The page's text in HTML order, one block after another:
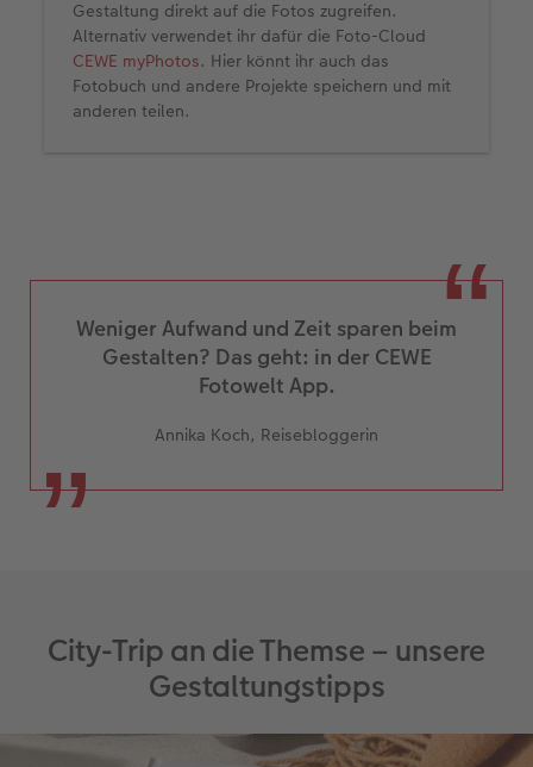
Gestaltung direkt auf die Fotos zugreifen.
Alternativ verwendet ihr dafür die Foto-Cloud
CEWE myPhotos. Hier könnt ihr auch das
Fotobuch und andere Projekte speichern und mit
anderen teilen.
Weniger Aufwand und Zeit sparen beim
Gestalten? Das geht: in der CEWE
Fotowelt App.
Annika Koch, Reisebloggerin
City-Trip an die Themse – unsere
Gestaltungstipps